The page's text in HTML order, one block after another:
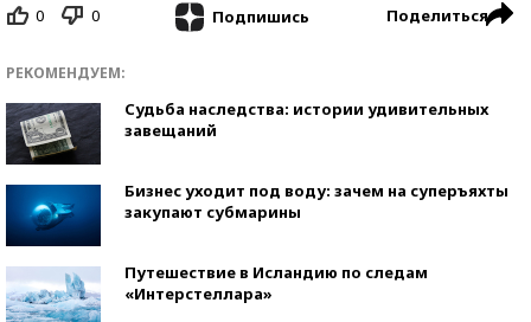
0 0 Подпишись Поделиться
РЕКОМЕНДУЕМ:
Судьба наследства: истории удивительных
завещаний
Бизнес уходит под воду: зачем на суперъяхты
закупают субмарины
Путешествие в Исландию по следам
«Интерстеллара»